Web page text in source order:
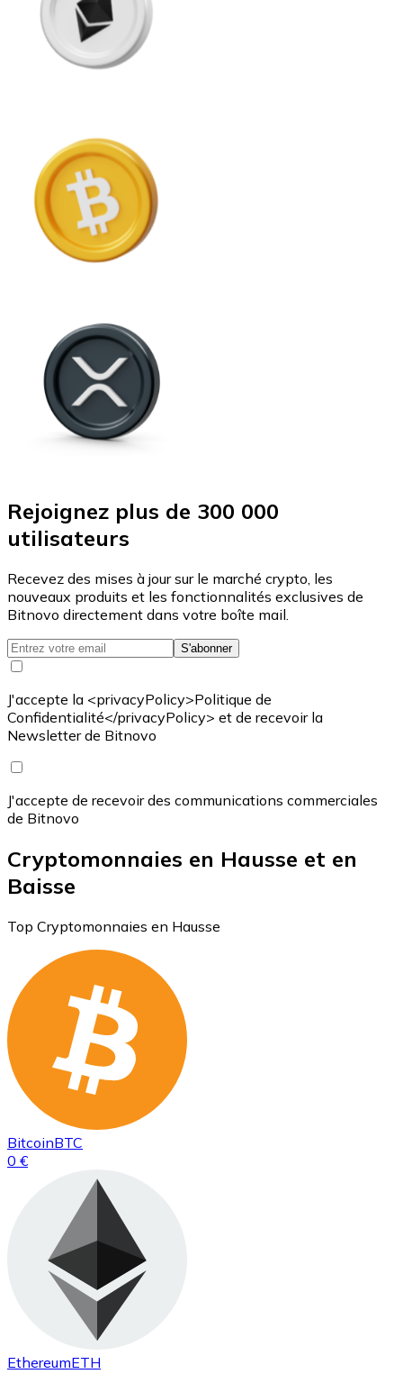
Rejoignez plus de 300 000
utilisateurs
Recevez des mises à jour sur le marché crypto, les
nouveaux produits et les fonctionnalités exclusives de
Bitnovo directement dans votre boîte mail.
S'abonner
J'accepte la <privacyPolicy>Politique de
Confidentialité</privacyPolicy> et de recevoir la
Newsletter de Bitnovo
J'accepte de recevoir des communications commerciales
de Bitnovo
Cryptomonnaies en Hausse et en
Baisse
Top Cryptomonnaies en Hausse
BitcoinBTC
0 €
EthereumETH